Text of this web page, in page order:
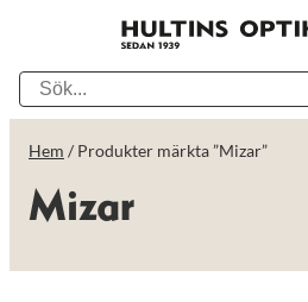
Hem / Produkter märkta ”Mizar”
Mizar